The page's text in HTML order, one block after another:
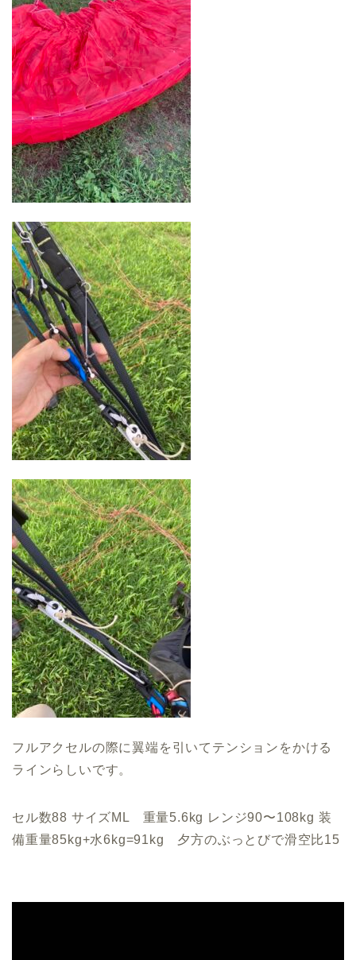
フルアクセルの際に翼端を引いてテンションをかける
ラインらしいです。
セル数88 サイズML 重量5.6kg レンジ90〜108kg 装
備重量85kg+水6kg=91kg 夕方のぶっとびで滑空比15